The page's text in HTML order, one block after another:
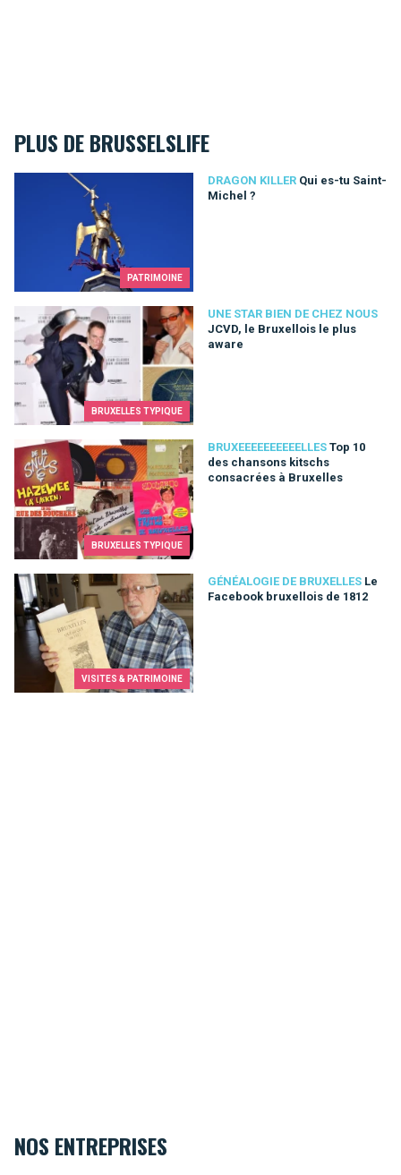
PLUS DE BRUSSELSLIFE
PATRIMOINE
DRAGON KILLER Qui es-tu Saint-
Michel ?
Qui es-tu Saint-Michel ?
BRUXELLES TYPIQUE
UNE STAR BIEN DE CHEZ NOUS
JCVD, le Bruxellois le plus
aware
JCVD, le Bruxellois le plus aware
BRUXELLES TYPIQUE
BRUXEEEEEEEEEELLES Top 10
des chansons kitschs
consacrées à Bruxelles
Top 10 des chansons kitschs consacrées à Bruxelles
VISITES & PATRIMOINE
GÉNÉALOGIE DE BRUXELLES Le
Facebook bruxellois de 1812
Le Facebook bruxellois de 1812
NOS ENTREPRISES